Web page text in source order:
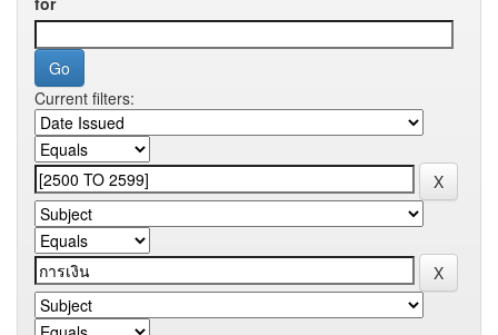
Current filters: